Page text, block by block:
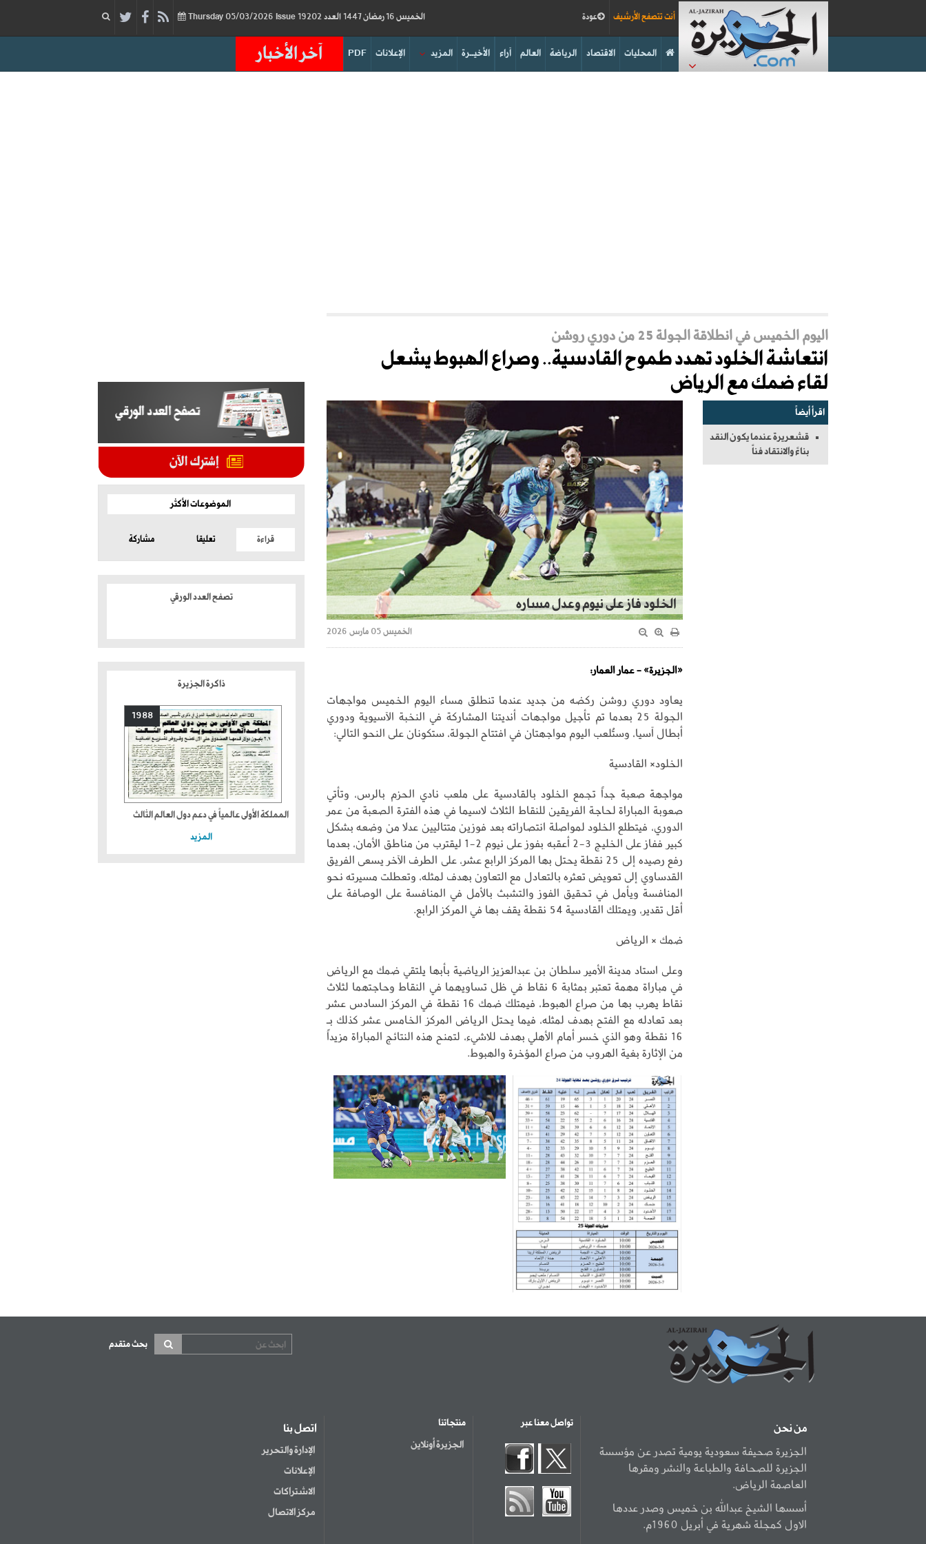
الخميس 16 رمضان 1447 العدد 19202 05/03/2026 Issue عودة أنت تتصفح الأرشيف
آخر الأخبار PDF الإعلانات المزيد الأخيــرة آراء العالم الرياضة الاقتصاد المحليات
اليوم الخميس في انطلاقة الجولة 25 من دوري روشن
انتعاشة الخلود تهدد طموح القادسية.. وصراع الهبوط يشعل
لقاء ضمك مع الرياض
اقرأ أيضاً
قشعريرة عندما يكون النقد
بناءً والانتقاد فناً
الخلود فاز على نيوم وعدل مساره
الخميس 05 مارس 2026
«الجزيرة» - عمار العمار:
يعاود دوري روشن ركضه من جديد عندما تنطلق مساء اليوم الخميس مواجهات
الجولة 25 بعدما تم تأجيل مواجهات أنديتنا المشاركة في النخبة الآسيوية ودوري
أبطال آسيا، وستُلعب اليوم مواجهتان في افتتاح الجولة، ستكونان على النحو التالي:
الخلود× القادسية
مواجهة صعبة جداً تجمع الخلود بالقادسية على ملعب نادي الحزم بالرس، وتأتي
صعوبة المباراة لحاجة الفريقين للنقاط الثلاث لاسيما في هذه الفترة الصعبة من عمر
الدوري، فيتطلع الخلود لمواصلة انتصاراته بعد فوزين متتاليين عدلا من وضعه بشكل
كبير ففاز على الخليج 3-2 أعقبه بفوز على نيوم 2-1 ليقترب من مناطق الأمان، بعدما
رفع رصيده إلى 25 نقطة يحتل بها المركز الرابع عشر، على الطرف الآخر يسعى الفريق
القدساوي إلى تعويض تعثره بالتعادل مع التعاون بهدف لمثله، وتعطلت مسيرته نحو
المنافسة ويأمل في تحقيق الفوز والتشبث بالأمل في المنافسة على الوصافة على
أقل تقدير، ويمتلك القادسية 54 نقطة يقف بها في المركز الرابع.
ضمك × الرياض
وعلى استاد مدينة الأمير سلطان بن عبدالعزيز الرياضية بأبها يلتقي ضمك مع الرياض
في مباراة مهمة تعتبر بمثابة 6 نقاط في ظل تساويهما في النقاط وحاجتهما لثلاث
نقاط يهرب بها من صراع الهبوط، فيمتلك ضمك 16 نقطة في المركز السادس عشر
بعد تعادله مع الفتح بهدف لمثله، فيما يحتل الرياض المركز الخامس عشر كذلك بـ
16 نقطة وهو الذي خسر أمام الأهلي بهدف للاشيء، لتمنح هذه النتائج المباراة مزيداً
من الإثارة بغية الهروب من صراع المؤخرة والهبوط.
الموضوعات الأكثر
قراءة تعليقا مشاركة
تصفح العدد الورقي
ذاكرة الجزيرة
1988
المملكة الأولى عالمياً في دعم دول العالم الثالث
المزيد
بحث متقدم
من نحن
الجزيرة صحيفة سعودية يومية تصدر عن مؤسسة
الجزيرة للصحافة والطباعة والنشر ومقرها
العاصمة الرياض.
أسسها الشيخ عبدالله بن خميس وصدر عددها
الاول كمجلة شهرية في أبريل 1960م.
تواصل معنا عبر منتجاتنا
الجزيرة أونلاين
اتصل بنا
الإدارة والتحرير
الإعلانات
الاشتراكات
مركز الاتصال